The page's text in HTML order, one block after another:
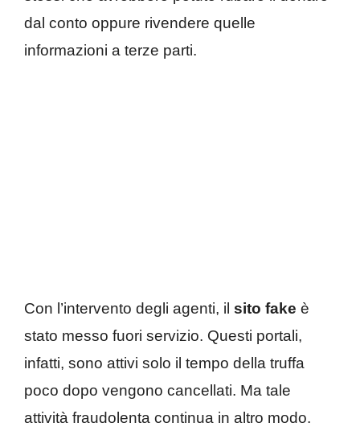
dal conto oppure rivendere quelle
informazioni a terze parti.
Con l’intervento degli agenti, il sito fake è
stato messo fuori servizio. Questi portali,
infatti, sono attivi solo il tempo della truffa
poco dopo vengono cancellati. Ma tale
attività fraudolenta continua in altro modo.